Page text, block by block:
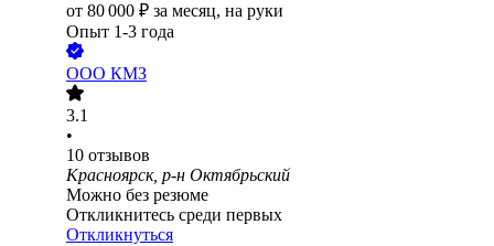
от 80 000 ₽ за месяц, на руки
Опыт 1-3 года
ООО КМЗ
3.1
•
10 отзывов
Красноярск, р-н Октябрьский
Можно без резюме
Откликнитесь среди первых
Откликнуться